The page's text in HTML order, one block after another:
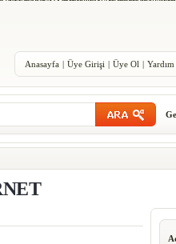
Anasayfa | Üye Girişi | Üye Ol | Yardım